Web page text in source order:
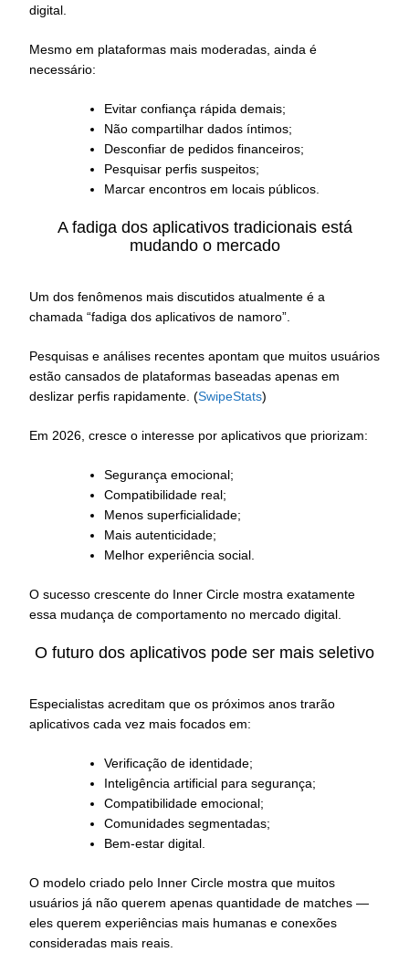
digital.
Mesmo em plataformas mais moderadas, ainda é
necessário:
Evitar confiança rápida demais;
Não compartilhar dados íntimos;
Desconfiar de pedidos financeiros;
Pesquisar perfis suspeitos;
Marcar encontros em locais públicos.
A fadiga dos aplicativos tradicionais está
mudando o mercado
Um dos fenômenos mais discutidos atualmente é a
chamada “fadiga dos aplicativos de namoro”.
Pesquisas e análises recentes apontam que muitos usuários
estão cansados de plataformas baseadas apenas em
deslizar perfis rapidamente. (SwipeStats)
Em 2026, cresce o interesse por aplicativos que priorizam:
Segurança emocional;
Compatibilidade real;
Menos superficialidade;
Mais autenticidade;
Melhor experiência social.
O sucesso crescente do Inner Circle mostra exatamente
essa mudança de comportamento no mercado digital.
O futuro dos aplicativos pode ser mais seletivo
Especialistas acreditam que os próximos anos trarão
aplicativos cada vez mais focados em:
Verificação de identidade;
Inteligência artificial para segurança;
Compatibilidade emocional;
Comunidades segmentadas;
Bem-estar digital.
O modelo criado pelo Inner Circle mostra que muitos
usuários já não querem apenas quantidade de matches —
eles querem experiências mais humanas e conexões
consideradas mais reais.